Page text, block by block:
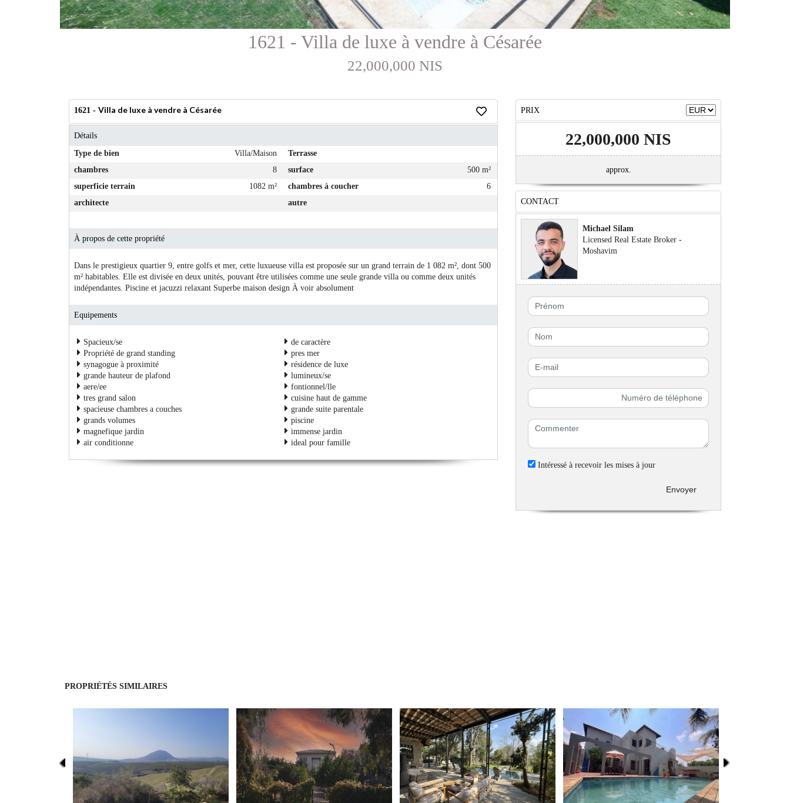
1621 - Villa de luxe à vendre à Césarée
22,000,000 NIS
1621 - Villa de luxe à vendre à Césarée
Détails
Type de bien
Villa/Maison
Terrasse
chambres
8 surface
500 m²
superficie terrain
1082 m² chambres à coucher
6
architecte
autre
À propos de cette propriété
Dans le prestigieux quartier 9, entre golfs et mer, cette luxueuse villa est proposée sur un grand terrain de 1 082 m², dont 500
m² habitables. Elle est divisée en deux unités, pouvant être utilisées comme une seule grande villa ou comme deux unités
indépendantes. Piscine et jacuzzi relaxant Superbe maison design À voir absolument
Equipements
Spacieux/se
de caractère
Propriété de grand standing
pres mer
synagogue à proximité
résidence de luxe
grande hauteur de plafond
lumineux/se
aere/ee
fontionnel/lle
tres grand salon
cuisine haut de gamme
spacieuse chambres a couches
grande suite parentale
grands volumes
piscine
magnefique jardin
immense jardin
air conditionne
ideal pour famille
PRIX
22,000,000 NIS
approx.
CONTACT
Michael Silam
Licensed Real Estate Broker -
Moshavim
Intéressé à recevoir les mises à jour
Envoyer
PROPRIÉTÉS SIMILAIRES